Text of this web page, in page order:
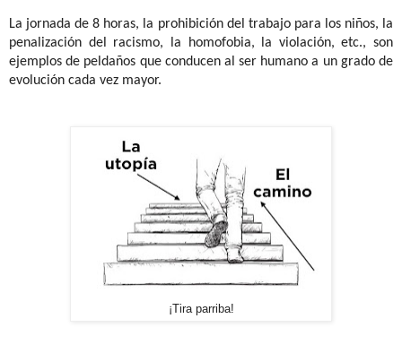
La jornada de 8 horas, la prohibición del trabajo para los niños, la
penalización del racismo, la homofobia, la violación, etc., son
ejemplos de peldaños que conducen al ser humano a un grado de
evolución cada vez mayor.
¡Tira parriba!